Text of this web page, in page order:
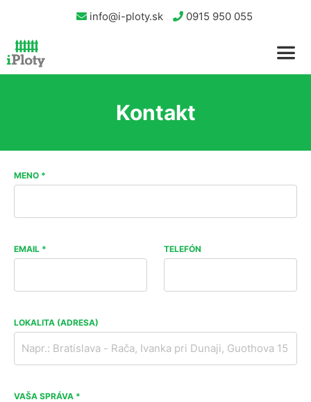
info@i-ploty.sk 0915 950 055
Kontakt
MENO *
EMAIL * TELEFÓN
LOKALITA (ADRESA)
VAŠA SPRÁVA *